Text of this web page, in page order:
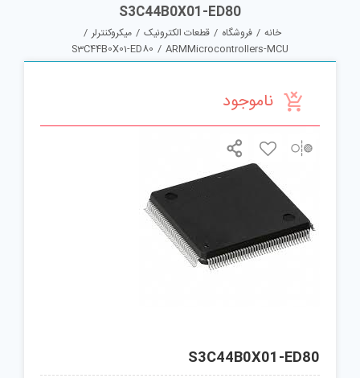
S3C44B0X01-ED80
خانه / فروشگاه / قطعات الکترونیک / میکروکنترلر /
ARMMicrocontrollers-MCU
/
S3C44B0X01-ED80
ناموجود
S3C44B0X01-ED80